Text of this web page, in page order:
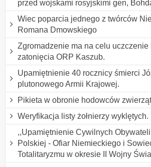
przed wojskami rosyjskimi gen,
Wiec poparcia jednego z twórców
Romana Dmowskiego
Zgromadzenie ma na celu
zatonięcia ORP Kaszub.
Upamiętnienie 40 rocznicy śmierci
plutonowego Armii Krajowej.
Pikieta w obronie hodowców
Weryfikacja listy żołnierzy wyklętych.
,,Upamiętnienie Cywilnych
Polskiej - Ofiar Niemieckiego i
Totalitaryzmu w okresie II Wojny